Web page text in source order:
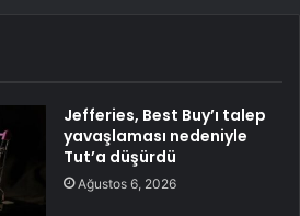
Jefferies, Best Buy’ı talep
yavaşlaması nedeniyle
Tut’a düşürdü
Ağustos 6, 2026